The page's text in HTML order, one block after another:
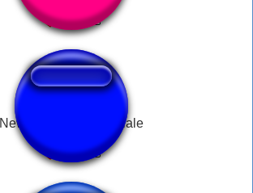
New York Unité Spéciale